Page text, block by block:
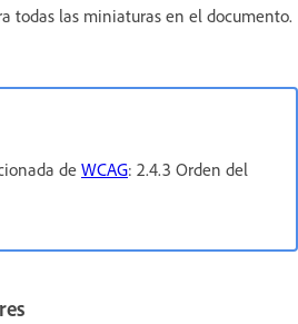
todas las miniaturas en el documento.
de WCAG: 2.4.3 Orden del